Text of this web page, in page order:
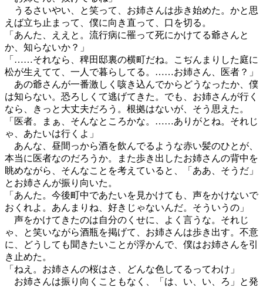
うるさいやい、と笑って、お姉さんは歩き始めた。かと思
えば立ち止まって、僕に向き直って、口を切る。
「あんた、ええと。流行病に罹って死にかけてる爺さんと
か、知らないか？」
「……それなら、稗田邸裏の横町だね。こぢんまりした庭に
松が生えてて、一人で暮らしてる。……お姉さん、医者？」
あの爺さんが一番激しく咳き込んでからどうなったか、僕
は知らない。恐ろしくて逃げてきた。でも、お姉さんが行く
なら、きっと大丈夫だろう。根拠はないが、そう思えた。
「医者。まぁ、そんなところかな。……ありがとね。それじ
ゃ、あたいは行くよ」
あんな、昼間っから酒を飲んでるような赤い髪のひとが、
本当に医者なのだろうか。また歩き出したお姉さんの背中を
眺めながら、そんなことを考えていると、「ああ、そうだ」
とお姉さんが振り向いた。
「あんた。今後町中であたいを見かけても、声をかけないで
おくれよ。あんまりね、好きじゃないんだ。そういうの」
声をかけてきたのは自分のくせに、よく言うな。それじ
ゃ、と笑いながら酒瓶を掲げて、お姉さんは歩き出す。不意
に、どうしても聞きたいことが浮かんで、僕はお姉さんを引
き止めた。
「ねえ。お姉さんの桜はさ、どんな色してるってわけ」
お姉さんは振り向くこともなく、「は、い、い、ろ」と発